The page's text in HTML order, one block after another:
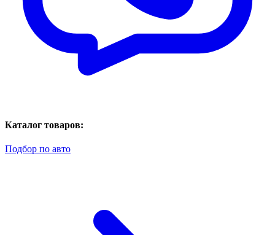
Каталог товаров:
Подбор по авто